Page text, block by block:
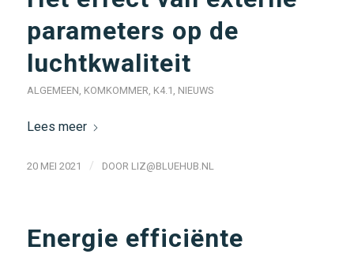
parameters op de
luchtkwaliteit
ALGEMEEN, KOMKOMMER, K4.1 , NIEUWS
Lees meer
20 MEI 2021 / DOOR LIZ@BLUEHUB.NL
Energie efficiënte